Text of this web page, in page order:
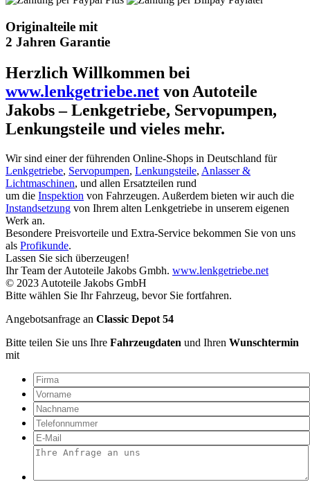
Originalteile mit
2 Jahren Garantie
Herzlich Willkommen bei
www.lenkgetriebe.net von Autoteile
Jakobs – Lenkgetriebe, Servopumpen,
Lenkungsteile und vieles mehr.
Wir sind einer der führenden Online-Shops in Deutschland für
Lenkgetriebe, Servopumpen, Lenkungsteile, Anlasser &
Lichtmaschinen, und allen Ersatzteilen rund
um die Inspektion von Fahrzeugen. Außerdem bieten wir auch die
Instandsetzung von Ihrem alten Lenkgetriebe in unserem eigenen
Werk an.
Besondere Preisvorteile und Extra-Service bekommen Sie von uns
als Profikunde.
Lassen Sie sich überzeugen!
Ihr Team der Autoteile Jakobs Gmbh. www.lenkgetriebe.net
© 2023 Autoteile Jakobs GmbH
Bitte wählen Sie Ihr Fahrzeug, bevor Sie fortfahren.
Angebotsanfrage an Classic Depot 54
Bitte teilen Sie uns Ihre Fahrzeugdaten und Ihren Wunschtermin
mit